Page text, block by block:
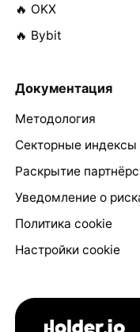
🔥 OKX
🔥 Bybit
Документация
Методология
Секторные индексы
Раскрытие
Уведомление о
Политика cookie
Настройки cookie